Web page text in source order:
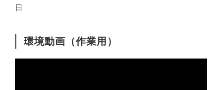
日
環境動画（作業用）